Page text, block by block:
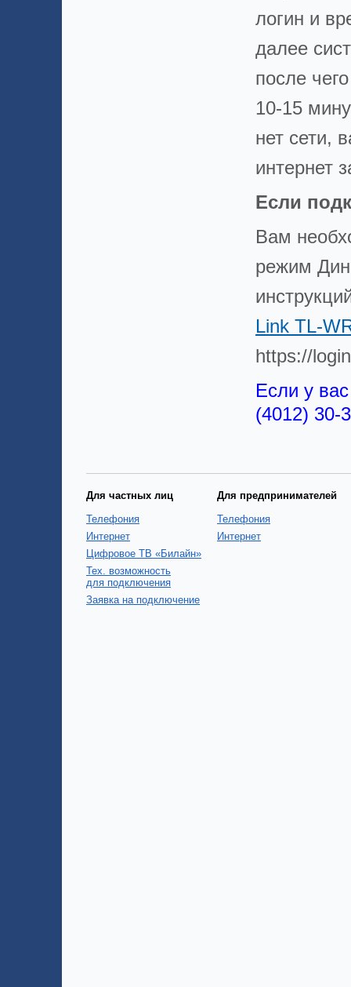
логин и
далее
после
10-15
нет сети,
интернет
Если
Вам
режим
Link TL-
https://
Если у
(4012) 30-
Для частных лиц
Телефония
Интернет
Цифровое ТВ «Билайн»
Тех. возможность
для подключения
Заявка на подключение
Для предпринимателей
Телефония
Интернет